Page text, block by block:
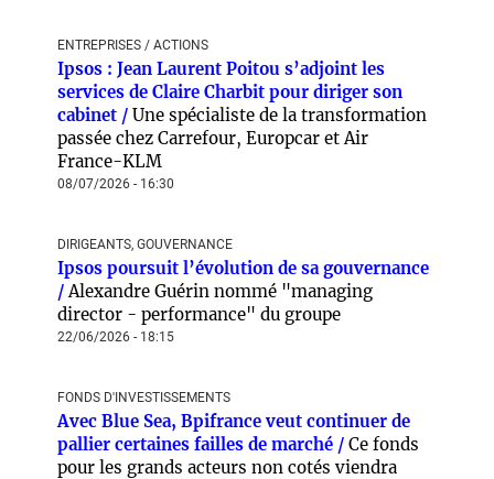
ENTREPRISES / ACTIONS
Ipsos : Jean Laurent Poitou s’adjoint les
services de Claire Charbit pour diriger son
cabinet / Une spécialiste de la transformation
passée chez Carrefour, Europcar et Air
France-KLM
08/07/2026 - 16:30
DIRIGEANTS, GOUVERNANCE
Ipsos poursuit l’évolution de sa gouvernance
/Alexandre Guérin nommé "managing
director - performance" du groupe
22/06/2026 - 18:15
FONDS D'INVESTISSEMENTS
Avec Blue Sea, Bpifrance veut continuer de
pallier certaines failles de marché / Ce fonds
pour les grands acteurs non cotés viendra